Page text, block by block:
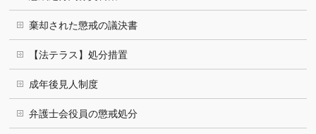
棄却された懲戒の議決書
【法テラス】処分措置
成年後見人制度
弁護士会役員の懲戒処分